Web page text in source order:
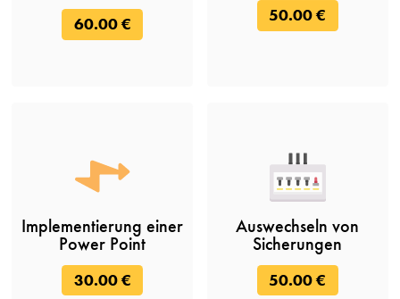
60.00 € 50.00 €
Implementierung einer
Power Point
30.00 €
Auswechseln von
Sicherungen
50.00 €